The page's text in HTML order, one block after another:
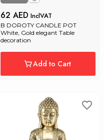
62 AED InclVAT
B DOROTY CANDLE POT
White, Gold elegant Table
decoration
Add to Cart